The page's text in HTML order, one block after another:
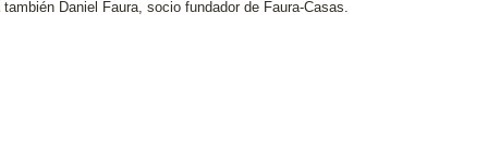
Daniel Faura, socio fundador de Faura-Casas.